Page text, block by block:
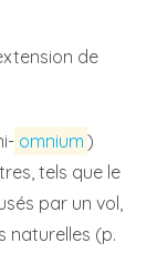
de
omnium )
tels que le
par un vol,
naturelles (p.